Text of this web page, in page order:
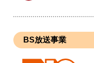
BS放送事業